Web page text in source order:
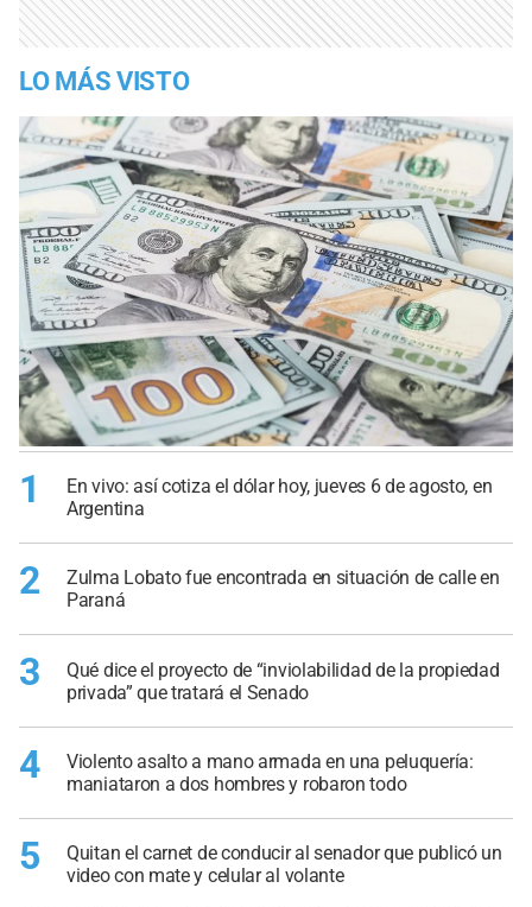
LO MÁS VISTO
1
En vivo: así cotiza el dólar hoy, jueves 6 de agosto, en
Argentina
2
Zulma Lobato fue encontrada en situación de calle en
Paraná
3
Qué dice el proyecto de “inviolabilidad de la propiedad
privada” que tratará el Senado
4
Violento asalto a mano armada en una peluquería:
maniataron a dos hombres y robaron todo
5
Quitan el carnet de conducir al senador que publicó un
video con mate y celular al volante